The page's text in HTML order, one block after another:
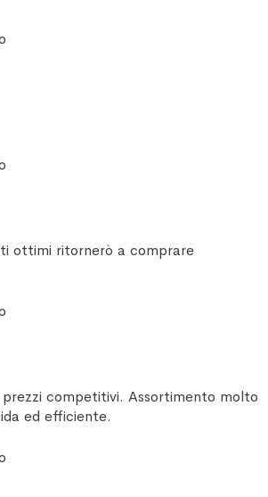
ottimi ritornerò a comprare
competitivi. Assortimento molto
ed efficiente.